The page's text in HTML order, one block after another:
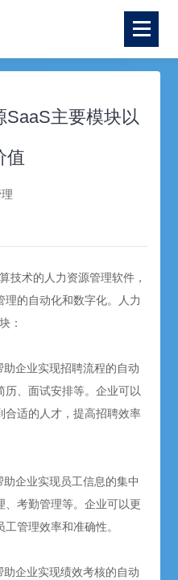
SaaS主要模块以
值
技术的人力资源管理软件，
的自动化和数字化。人力
：
企业实现招聘流程的自动
历、面试安排等。企业可以
合适的人才，提高招聘效率
企业实现员工信息的集中
、考勤管理等。企业可以更
管理效率和准确性。
企业实现绩效考核的自动